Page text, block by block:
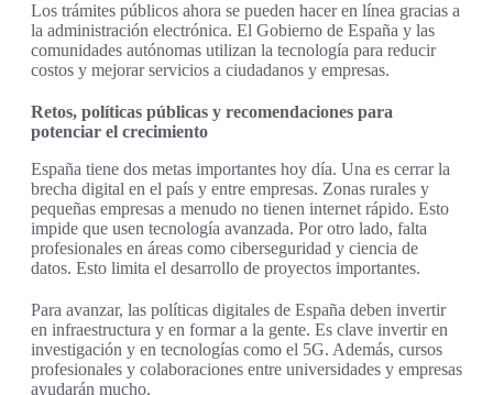
Los trámites públicos ahora se pueden hacer en línea gracias a
la administración electrónica. El Gobierno de España y las
comunidades autónomas utilizan la tecnología para reducir
costos y mejorar servicios a ciudadanos y empresas.
Retos, políticas públicas y recomendaciones para
potenciar el crecimiento
España tiene dos metas importantes hoy día. Una es cerrar la
brecha digital en el país y entre empresas. Zonas rurales y
pequeñas empresas a menudo no tienen internet rápido. Esto
impide que usen tecnología avanzada. Por otro lado, falta
profesionales en áreas como ciberseguridad y ciencia de
datos. Esto limita el desarrollo de proyectos importantes.
Para avanzar, las políticas digitales de España deben invertir
en infraestructura y en formar a la gente. Es clave invertir en
investigación y en tecnologías como el 5G. Además, cursos
profesionales y colaboraciones entre universidades y empresas
ayudarán mucho.